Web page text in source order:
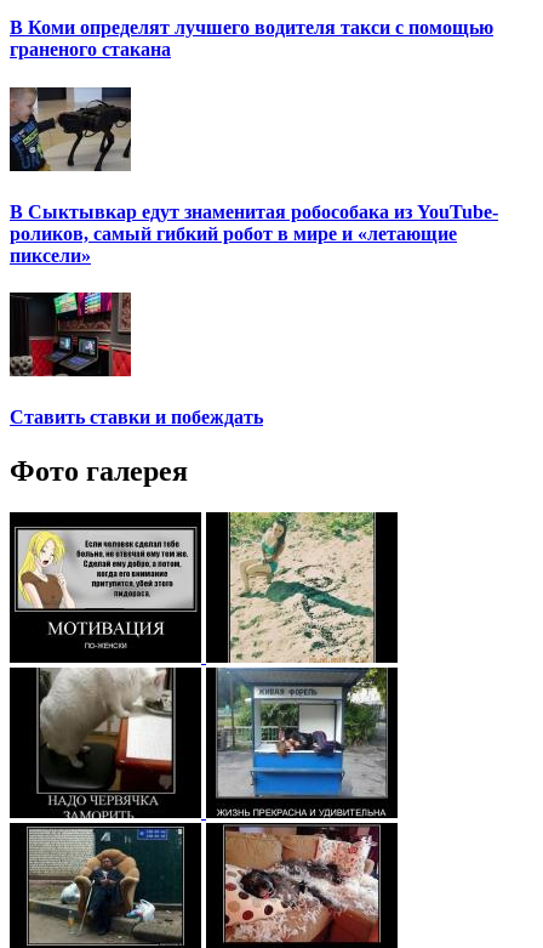
В Коми определят лучшего водителя такси с помощью
граненого стакана
В Сыктывкар едут знаменитая робособака из YouTube-
роликов, самый гибкий робот в мире и «летающие
пиксели»
Ставить ставки и побеждать
Фото галерея